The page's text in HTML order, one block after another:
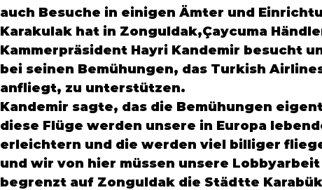
auch Besuche in einigen Ämter und
Karakulak hat in Zonguldak,Çaycuma
Kammerpräsident Hayri Kandemir besucht
bei seinen Bemühungen, das Turkish
Kandemir sagte, das die Bemühungen
diese Flüge werden unsere in Europa
erleichtern und die werden viel billiger
und wir von hier müssen unsere
begrenzt auf Zonguldak die Städtte Karabük